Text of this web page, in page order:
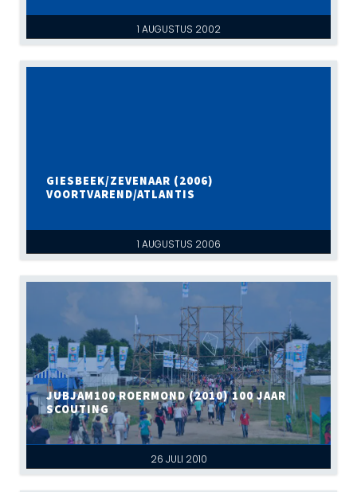
1 AUGUSTUS 2002
1 AUGUSTUS 2006
GIESBEEK/ZEVENAAR (2006)
VOORTVAREND/ATLANTIS
26 JULI 2010
JUBJAM100 ROERMOND (2010) 100 JAAR
SCOUTING